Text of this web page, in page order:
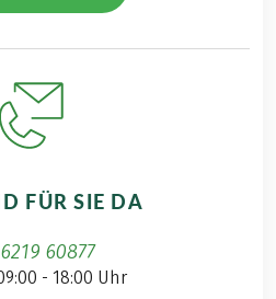
FÜR SIE DA
60877
- 18:00 Uhr